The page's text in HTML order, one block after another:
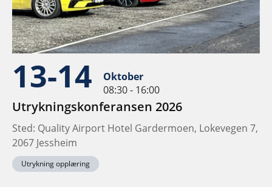
13-14
Oktober
08:30 - 16:00
Utrykningskonferansen 2026
Sted: Quality Airport Hotel Gardermoen, Lokevegen 7,
2067 Jessheim
Utrykning opplæring